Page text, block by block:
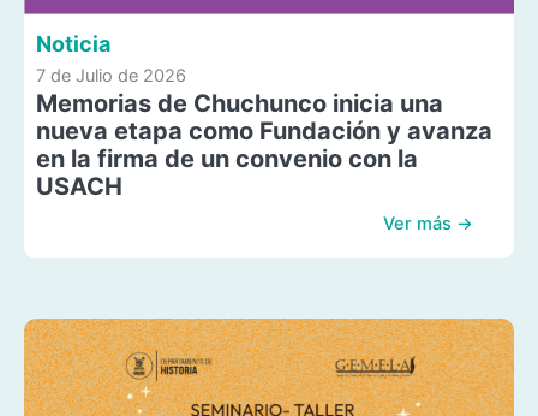
Noticia
7 de Julio de 2026
Memorias de Chuchunco inicia una
nueva etapa como Fundación y avanza
en la firma de un convenio con la
USACH
Ver más →